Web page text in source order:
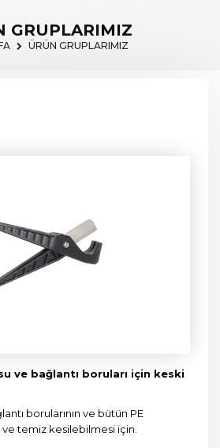
GRUPLARIMIZ
ÜRÜN GRUPLARIMIZ
ve bağlantı boruları için keski
borularının ve bütün PE
ve temiz kesilebilmesi için.